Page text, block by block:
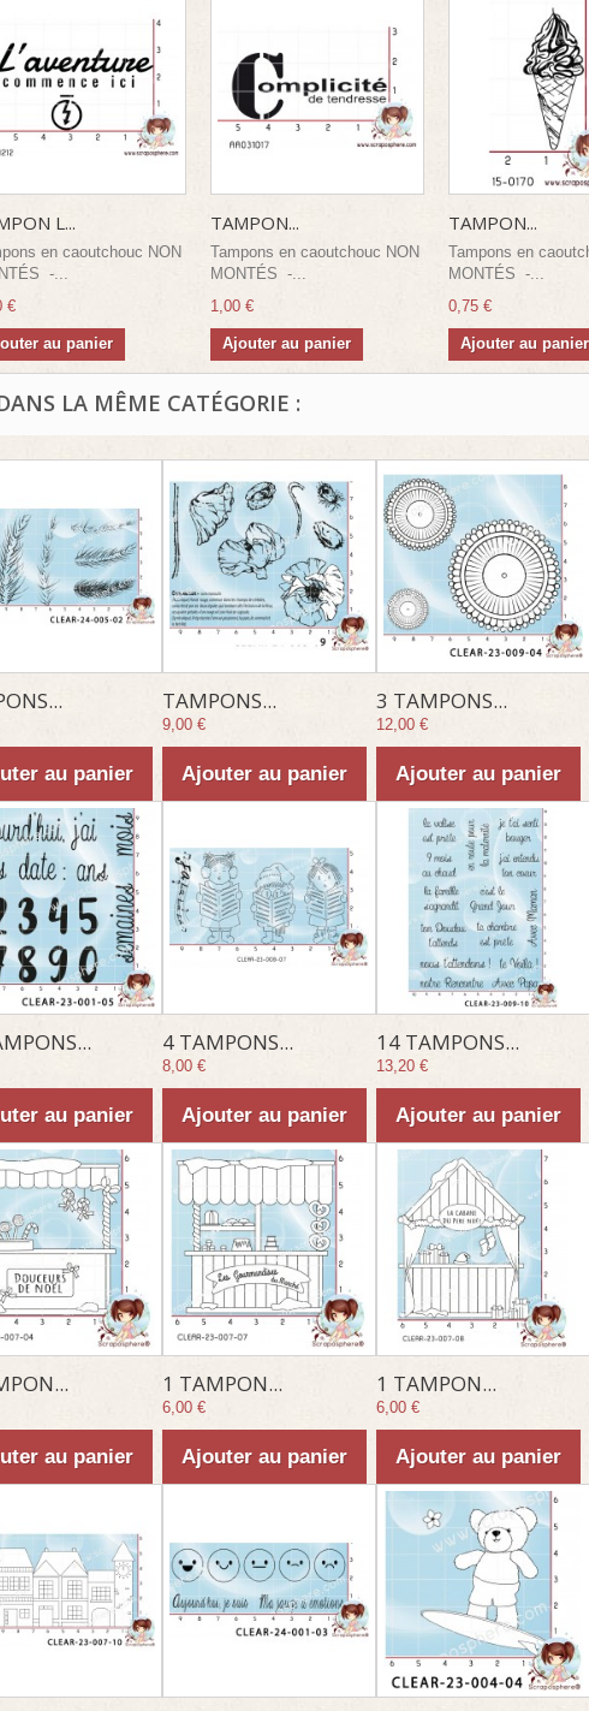
L...
en caoutchouc NON
-...
€
au panier
TAMPON...
Tampons en caoutchouc NON
MONTÉS -...
1,00 €
Ajouter au panier
TAMPON...
Tampons en
MONTÉS -...
0,75 €
Ajouter au panier
LA MÊME CATÉGORIE :
au panier
TAMPONS...
9,00 €
Ajouter au panier
3 TAMPONS...
12,00 €
Ajouter au panier
au panier
4 TAMPONS...
8,00 €
Ajouter au panier
14 TAMPONS...
13,20 €
Ajouter au panier
au panier
1 TAMPON...
6,00 €
Ajouter au panier
1 TAMPON...
6,00 €
Ajouter au panier